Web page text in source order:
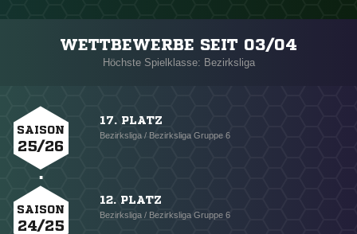
WETTBEWERBE SEIT 03/04
Höchste Spielklasse: Bezirksliga
SAISON
25/26
17. PLATZ
Bezirksliga / Bezirksliga Gruppe 6
SAISON
24/25
12. PLATZ
Bezirksliga / Bezirksliga Gruppe 6